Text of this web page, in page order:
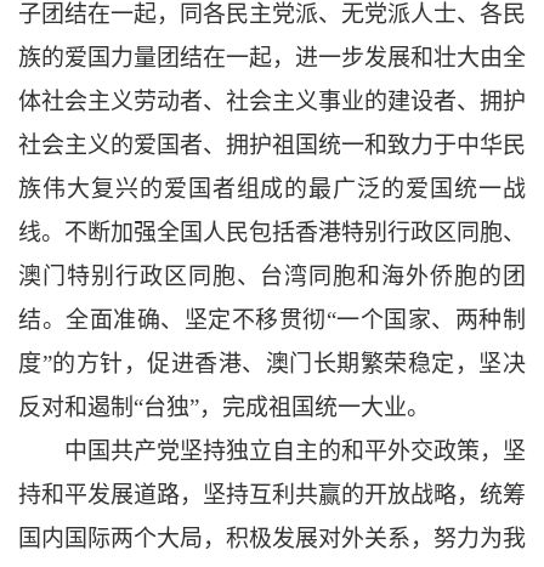
子团结在一起，同各民主党派、无党派人士、各民
族的爱国力量团结在一起，进一步发展和壮大由全
体社会主义劳动者、社会主义事业的建设者、拥护
社会主义的爱国者、拥护祖国统一和致力于中华民
族伟大复兴的爱国者组成的最广泛的爱国统一战
线。不断加强全国人民包括香港特别行政区同胞、
澳门特别行政区同胞、台湾同胞和海外侨胞的团
结。全面准确、坚定不移贯彻“一个国家、两种制
度”的方针，促进香港、澳门长期繁荣稳定，坚决
反对和遏制“台独”，完成祖国统一大业。
中国共产党坚持独立自主的和平外交政策，坚
持和平发展道路，坚持互利共赢的开放战略，统筹
国内国际两个大局，积极发展对外关系，努力为我